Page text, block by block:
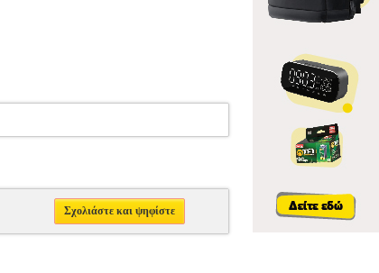
Σχολιάστε και ψηφίστε